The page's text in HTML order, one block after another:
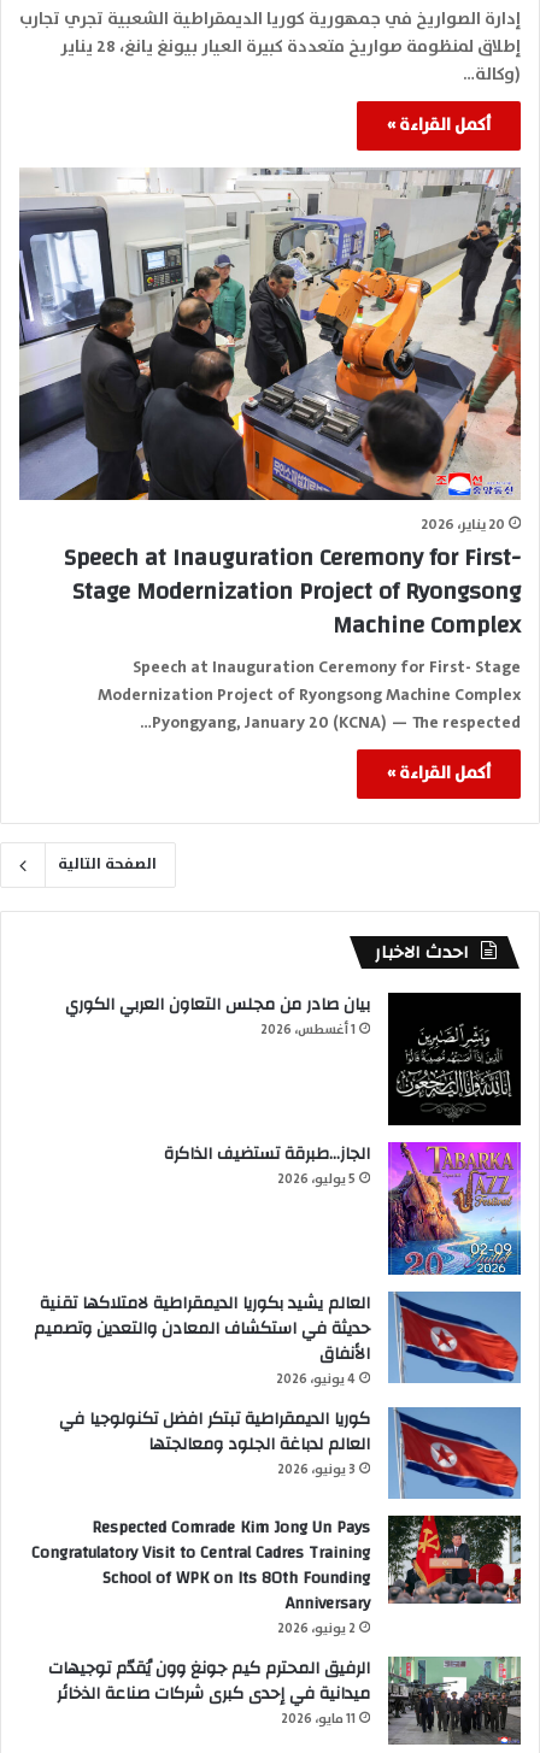
إدارة الصواريخ في جمهورية كوريا الديمقراطية الشعبية تجري تجارب
إطلاق لمنظومة صواريخ متعددة كبيرة العيار بيونغ يانغ، 28 يناير
(وكالة…
أكمل القراءة »
20 يناير، 2026
Speech at Inauguration Ceremony for First-
Stage Modernization Project of Ryongsong
Machine Complex
Speech at Inauguration Ceremony for First- Stage
Modernization Project of Ryongsong Machine Complex
Pyongyang, January 20 (KCNA) — The respected…
أكمل القراءة »
الصفحة التالية
احدث الاخبار
بيان صادر من مجلس التعاون العربي الكوري
1 أغسطس، 2026
الجاز…طبرقة تستضيف الذاكرة
5 يوليو، 2026
العالم يشيد بكوريا الديمقراطية لامتلاكها تقنية
حديثة في استكشاف المعادن والتعدين وتصميم
الأنفاق
4 يونيو، 2026
كوريا الديمقراطية تبتكر افضل تكنولوجيا في
العالم لدباغة الجلود ومعالجتها
3 يونيو، 2026
Respected Comrade Kim Jong Un Pays
Congratulatory Visit to Central Cadres Training
School of WPK on Its 80th Founding
Anniversary
2 يونيو، 2026
الرفيق المحترم كيم جونغ وون يُقدّم توجيهات
ميدانية في إحدى كبرى شركات صناعة الذخائر
11 مايو، 2026